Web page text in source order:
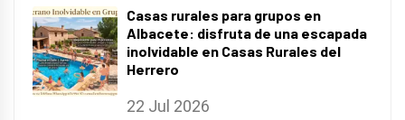
Casas rurales para grupos en
Albacete: disfruta de una escapada
inolvidable en Casas Rurales del
Herrero
22 Jul 2026